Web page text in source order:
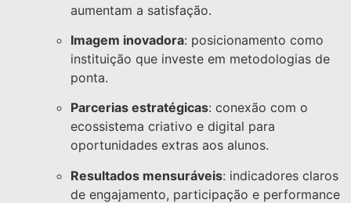
aumentam a satisfação.
Imagem inovadora: posicionamento como
instituição que investe em metodologias de
ponta.
Parcerias estratégicas: conexão com o
ecossistema criativo e digital para
oportunidades extras aos alunos.
Resultados mensuráveis: indicadores claros
de engajamento, participação e performance